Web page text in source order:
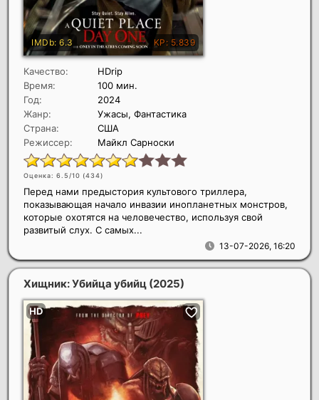
Качество:
HDrip
Время:
100 мин.
Год:
2024
Жанр:
Ужасы, Фантастика
Страна:
США
Режиссер:
Майкл Сарноски
Оценка: 6.5/10 (434)
13-07-2026, 16:20
Перед нами предыстория культового триллера,
показывающая начало инвазии инопланетных монстров,
которые охотятся на человечество, используя свой
развитый слух. С самых...
Хищник: Убийца убийц (2025)